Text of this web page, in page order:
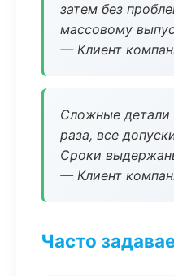
затем без
массовому
— Клиент
Сложные детали
раза, все
Сроки
— Клиент
Часто